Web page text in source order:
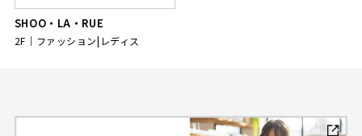
SHOO・LA・RUE
2F ファッション|レディス